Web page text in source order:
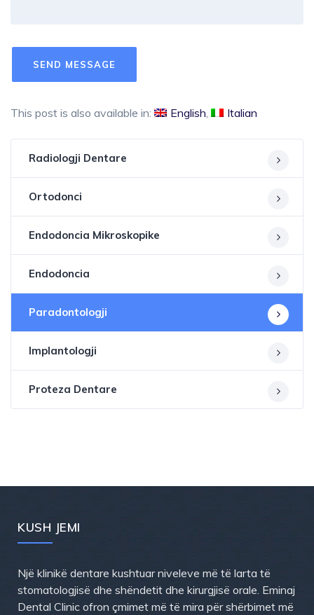
This post is also available in: English Italian
Radiologji Dentare
Ortodonci
Endodoncia Mikroskopike
Endodoncia
Paradontologji
Implantologji
Proteza Dentare
KUSH JEMI
Një klinikë dentare kushtuar niveleve më të larta të
stomatologjisë dhe shëndetit dhe kirurgjisë orale. Eminaj
Dental Clinic ofron çmimet më të mira për shërbimet më